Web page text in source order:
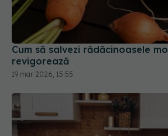
Cum să salvezi rădăcinoasele
revigorează
19 mar 2026, 15:55